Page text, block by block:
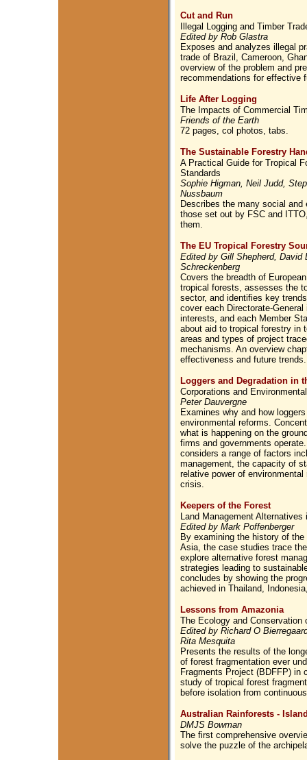
Cut and Run
Illegal Logging and Timber
Edited by Rob Glastra
Exposes and analyzes illegal
trade of Brazil, Cameroon,
overview of the problem and
recommendations for effective
Life After Logging
The Impacts of Commercial
Friends of the Earth
72 pages, col photos, tabs.
The Sustainable Forestry
A Practical Guide for Tropical
Standards
Sophie Higman, Neil Judd,
Nussbaum
Describes the many social
those set out by FSC and
them.
The EU Tropical Forestry
Edited by Gill Shepherd, David
Schreckenberg
Covers the breadth of
tropical forests, assesses the
sector, and identifies key
cover each Directorate-
interests, and each Member
about aid to tropical forestry in
areas and types of project
mechanisms. An overview
effectiveness and future trends.
Loggers and Degradation in
Corporations and
Peter Dauvergne
Examines why and how
environmental reforms.
what is happening on the
firms and governments
considers a range of factors
management, the capacity of
relative power of
crisis.
Keepers of the Forest
Land Management
Edited by Mark Poffenberger
By examining the history of
Asia, the case studies trace
explore alternative forest
strategies leading to
concludes by showing the
achieved in Thailand,
Lessons from Amazonia
The Ecology and Conservation
Edited by Richard O
Rita Mesquita
Presents the results of the
of forest fragmentation ever
Fragments Project (BDFFP) in
study of tropical forest
before isolation from
Australian Rainforests -
DMJS Bowman
The first comprehensive
solve the puzzle of the